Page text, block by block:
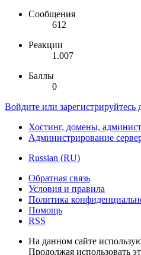
Сообщения
612
Реакции
1.007
Баллы
0
Войдите или зарегистрируйтесь
Хостинг, домены,
Администрирование
Russian (RU)
Обратная связь
Условия и правила
Политика
Помощь
RSS
На данном сайте
Продолжая использовать